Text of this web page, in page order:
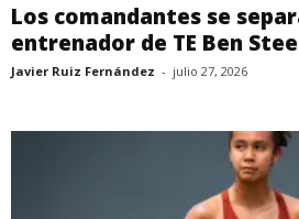
Los comandantes se
entrenador de TE Ben
Javier Ruiz Fernández - julio 27, 2026